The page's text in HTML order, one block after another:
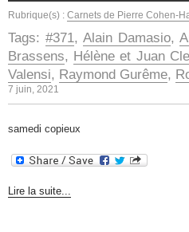
Rubrique(s) : Carnets de Pierre Cohen-
Tags:#371,Alain Damasio,
Brassens, Hélène et Juan
Valensi, Raymond Gurême,
7 juin, 2021
samedi copieux
Lire la suite...